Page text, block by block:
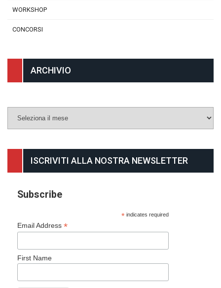
WORKSHOP
CONCORSI
ARCHIVIO
ISCRIVITI ALLA NOSTRA NEWSLETTER
Subscribe
* indicates required
Email Address *
First Name